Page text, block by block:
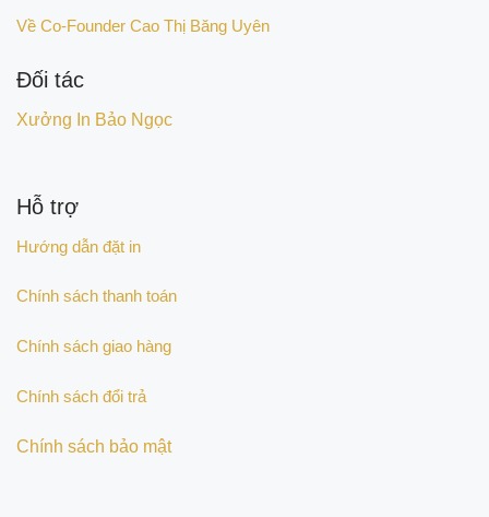
Về Co-Founder Cao Thị Băng Uyên
Đối tác
Xưởng In Bảo Ngọc
Hỗ trợ
Hướng dẫn đặt in
Chính sách thanh toán
Chính sách giao hàng
Chính sách đổi trả
Chính sách bảo mật